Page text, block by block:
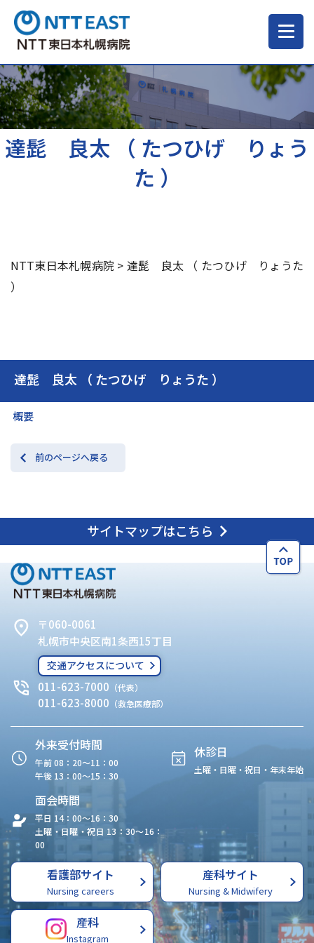
当院について
ご来院される方へ
交通アクセス お問い合わせ
達髭 良太 （ たつひげ りょうた ）
概要
前のページへ戻る
達髭 良太 （ たつひげ りょう
た ）
NTT東日本札幌病院 > 達髭 良太 （ たつひげ りょうた
）
サイトマップはこちら
〒060-0061
札幌市中央区南1条西15丁目
交通アクセスについて
011-623-7000 （代表）
011-623-8000 （救急医療部）
外来受付時間
午前 08：20〜11：00
午後 13：00〜15：30
休診日
土曜・日曜・祝日・年末年始
面会時間
平日 14：00〜16：30
土曜・日曜・祝日 13：30〜16：
00
看護部サイト
Nursing careers
産科サイト
Nursing & Midwifery
産科
Instagram